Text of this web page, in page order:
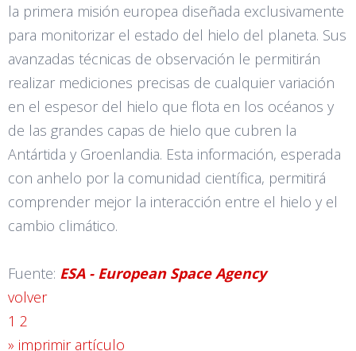
la primera misión europea diseñada exclusivamente
para monitorizar el estado del hielo del planeta. Sus
avanzadas técnicas de observación le permitirán
realizar mediciones precisas de cualquier variación
en el espesor del hielo que flota en los océanos y
de las grandes capas de hielo que cubren la
Antártida y Groenlandia. Esta información, esperada
con anhelo por la comunidad científica, permitirá
comprender mejor la interacción entre el hielo y el
cambio climático.
Fuente: ESA - European Space Agency
volver
1 2
» imprimir artículo